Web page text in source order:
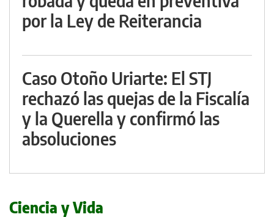
por la Ley de Reiterancia
Caso Otoño Uriarte: El STJ
rechazó las quejas de la Fiscalía
y la Querella y confirmó las
absoluciones
Ciencia y Vida